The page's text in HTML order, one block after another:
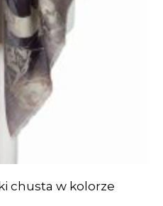
chusta w kolorze